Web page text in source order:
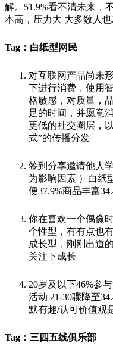
解。51.9%看不清未来，
本高，压力大 大多数人
Tag：白纸型网民
对互联网产品尚未
下进行消费，使用
格敏感，对质量，
足的时间，并愿意
更低的社交圈层，
式”的传播分发
签到分享邀请他人
为影响因素 ）白纸
便37.9%商品丰富
你在喜欢一个偶像
个性型，有有点也
成长型，刚刚出道
关注下成长
20岁及以下46%参
活动 21-30骤降至
默有趣/认可价值观
Tag：三四五线俱乐部